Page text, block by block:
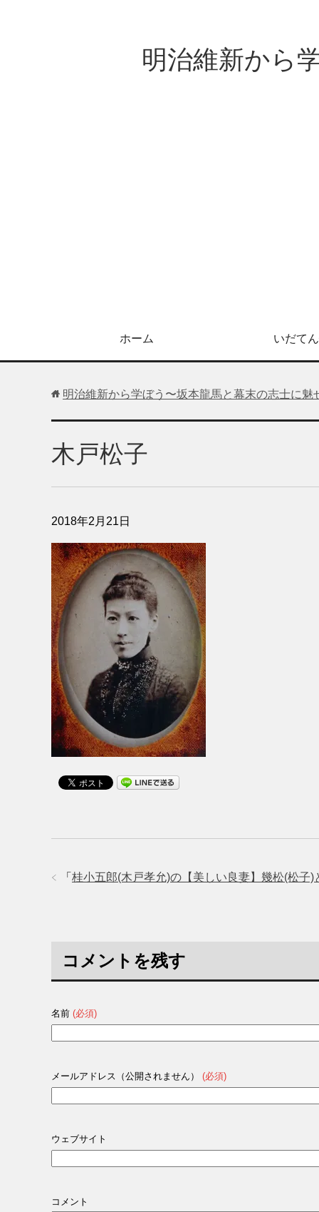
明治維新から
ホーム いだて
明治維新から学ぼう〜坂本龍馬と幕末の志士に魅
木戸松子
2018年2月21日
「 桂小五郎(木戸孝允)の【美しい良妻】幾松(松子)
コメントを残す
名前 (必須)
メールアドレス（公開されません） (必須)
ウェブサイト
コメント